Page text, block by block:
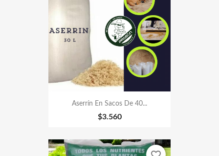
Aserrín En Sacos De 40...
$3.560